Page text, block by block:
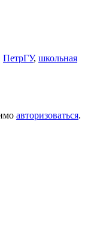
ПетрГУ, школьная
авторизоваться.